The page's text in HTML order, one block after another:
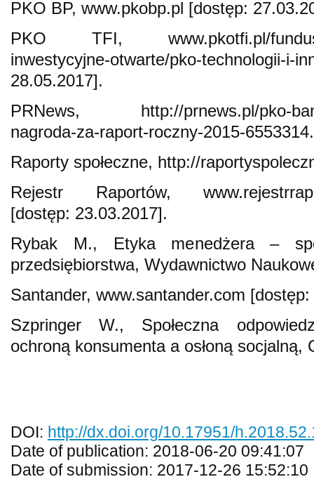
PKO BP, www.pkobp.pl [dostęp:
PKO TFI, www.pkotfi.pl/
inwestycyjne-otwarte/pko-technologii-
28.05.2017].
PRNews, http://prnews.pl/pko-
nagroda-za-raport-roczny-2015-
Raporty społeczne, http://
Rejestr Raportów,
[dostęp: 23.03.2017].
Rybak M., Etyka menedżera –
przedsiębiorstwa, Wydawnictwo
Santander, www.santander.com
Szpringer W., Społeczna
ochroną konsumenta a osłoną socjalną,
DOI: http://dx.doi.org/10.17951/
Date of publication: 2018-06-20 09:41:07
Date of submission: 2017-12-26 15:52:10